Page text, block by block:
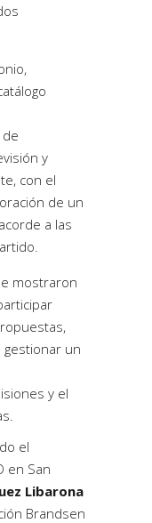
de
y
con el
de un
a las
mostraron
gestionar un
y el
el
en San
Libarona
Brandsen